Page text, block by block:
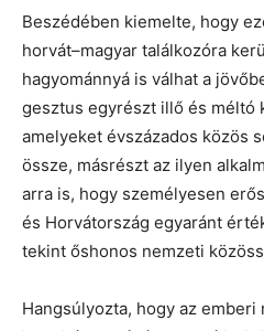
Beszédében kiemelte, hogy
horvát–magyar találkozóra
hagyománnyá is válhat a
gesztus egyrészt illő és méltó
amelyeket évszázados közös
össze, másrészt az ilyen
arra is, hogy személyesen
és Horvátország egyaránt
tekint őshonos nemzeti
Hangsúlyozta, hogy az